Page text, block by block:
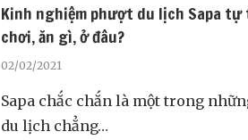
Kinh nghiệm phượt du lịch Sapa
chơi, ăn gì, ở đâu?
02/02/2021
Sapa chắc chắn là một trong
du lịch chẳng…